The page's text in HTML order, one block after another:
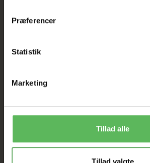
Præferencer
Statistik
Marketing
Tillad alle
I FYSISK